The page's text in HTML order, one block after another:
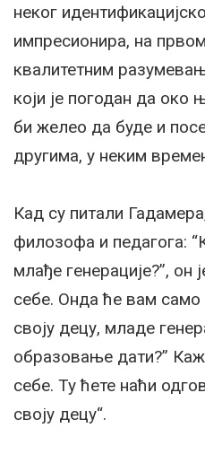
неког
импресионира, на
квалитетним
који је погодан да око
би желео да буде и
другима, у неким
Кад су питали
филозофа и педагога:
млађе генерације?”, он
себе. Онда ће вам само
своју децу, младе
образовање дати?”
себе. Ту ћете наћи
своју децу“.